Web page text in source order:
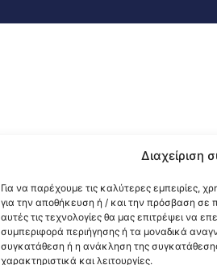
Διαχείριση
Για να παρέχουμε τις καλύτερες εμπειρίες,
για την αποθήκευση ή / και την πρόσβαση σε
αυτές τις τεχνολογίες θα μας επιτρέψει να
συμπεριφορά περιήγησης ή τα μοναδικά
συγκατάθεση ή η ανάκληση της
χαρακτηριστικά και λειτουργίες.